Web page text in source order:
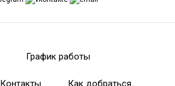
График работы
Контакты Как добраться